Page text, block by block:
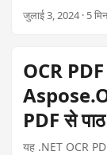
DOC) में C# के
उपयोग करके उच्च
जुलाई 3, 2024 · 5
OCR
PDF से
यह .NET OCR